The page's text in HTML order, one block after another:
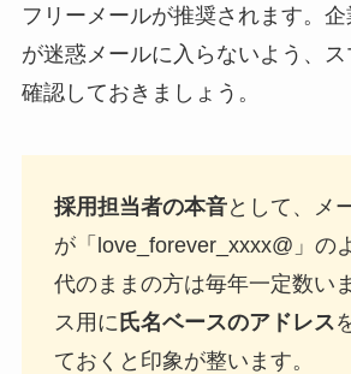
フリーメールが推奨されます。
が迷惑メールに入らないよう、
確認しておきましょう。
採用担当者の本音として、メ
が「love_forever_xxxx@」の
代のままの方は毎年一定数い
ス用に 氏名ベースのアドレス
ておくと印象が整います。